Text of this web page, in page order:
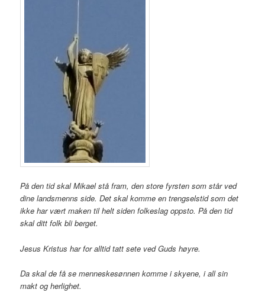
På den tid skal Mikael stå fram, den store fyrsten som står ved
dine landsmenns side. Det skal komme en trengselstid som det
ikke har vært maken til helt siden folkeslag oppsto. På den tid
skal ditt folk bli berget.
Jesus Kristus har for alltid tatt sete ved Guds høyre.
Da skal de få se menneskesønnen komme i skyene, i all sin
makt og herlighet.